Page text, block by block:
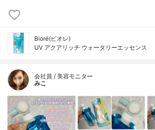
Bioré(ビオレ)
UV アクアリッチ ウォータリーエッセンス
会社員 / 美容モニター
みこ